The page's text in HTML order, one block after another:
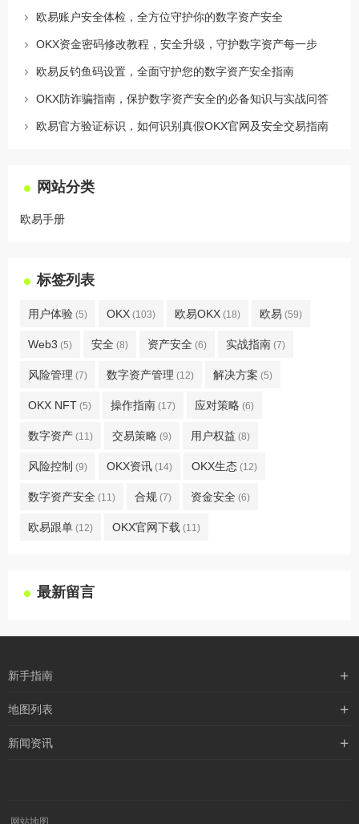
欧易账户安全体检，全方位守护你的数字资产安全
OKX资金密码修改教程，安全升级，守护数字资产每一步
欧易反钓鱼码设置，全面守护您的数字资产安全指南
OKX防诈骗指南，保护数字资产安全的必备知识与实战问答
欧易官方验证标识，如何识别真假OKX官网及安全交易指南
网站分类
欧易手册
标签列表
用户体验 (5) OKX (103) 欧易OKX (18) 欧易 (59)
Web3 (5) 安全 (8) 资产安全 (6) 实战指南 (7)
风险管理 (7) 数字资产管理 (12) 解决方案 (5)
OKX NFT (5) 操作指南 (17) 应对策略 (6)
数字资产 (11) 交易策略 (9) 用户权益 (8)
风险控制 (9) OKX资讯 (14) OKX生态 (12)
数字资产安全 (11) 合规 (7) 资金安全 (6)
欧易跟单 (12) OKX官网下载 (11)
最新留言
新手指南
购买流程
地图列表
最新文章
新闻资讯